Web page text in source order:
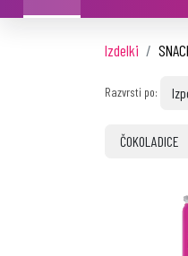
Izdelki
Razvrsti po:
ČOKOLADICE